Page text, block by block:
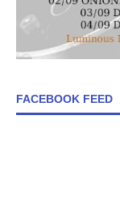
FACEBOOK FEED